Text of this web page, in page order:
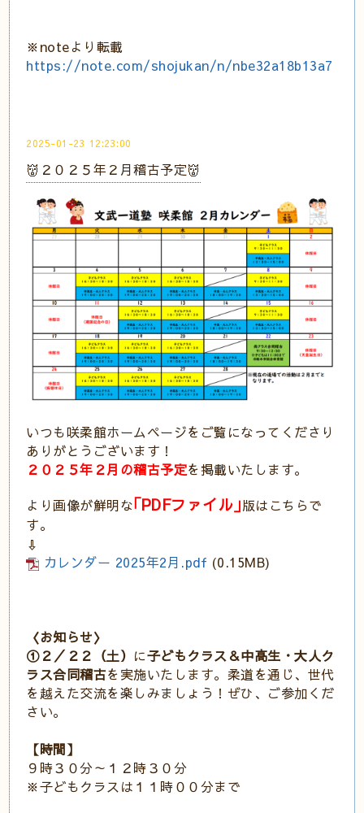
※noteより転載
https://note.com/shojukan/n/nbe32a18b13a7
2025-01-23 12:23:00
👹２０２５年２月稽古予定👹
いつも咲柔館ホームページをご覧になってくださり
ありがとうございます！
２０２５年２月の稽古予定を掲載いたします。
より画像が鮮明な｢PDFファイル｣版はこちらで
す。
⇩
カレンダー 2025年2月.pdf (0.15MB)
〈お知らせ〉
①２／２２（土） に子どもクラス＆中高生・大人ク
ラス合同稽古を実施いたします。柔道を通じ、世代
を越えた交流を楽しみましょう！ぜひ、ご参加くだ
さい。
【時間】
９時３０分～１２時３０分
※子どもクラスは１１時００分まで